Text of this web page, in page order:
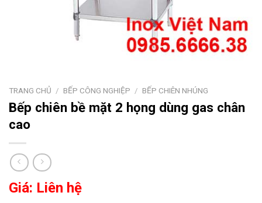
TRANG CHỦ / BẾP CÔNG NGHIỆP / BẾP CHIÊN NHÚNG
Bếp chiên bề mặt 2 họng dùng gas chân
cao
Giá: Liên hệ